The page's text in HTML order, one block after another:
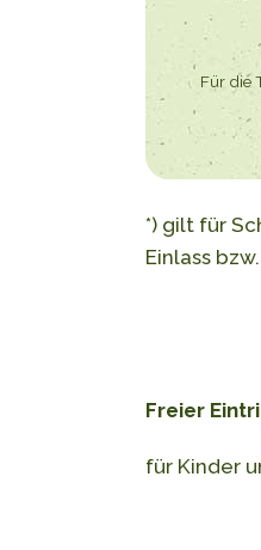
Für die
*) gilt für
Einlass
Freier
für Kinder